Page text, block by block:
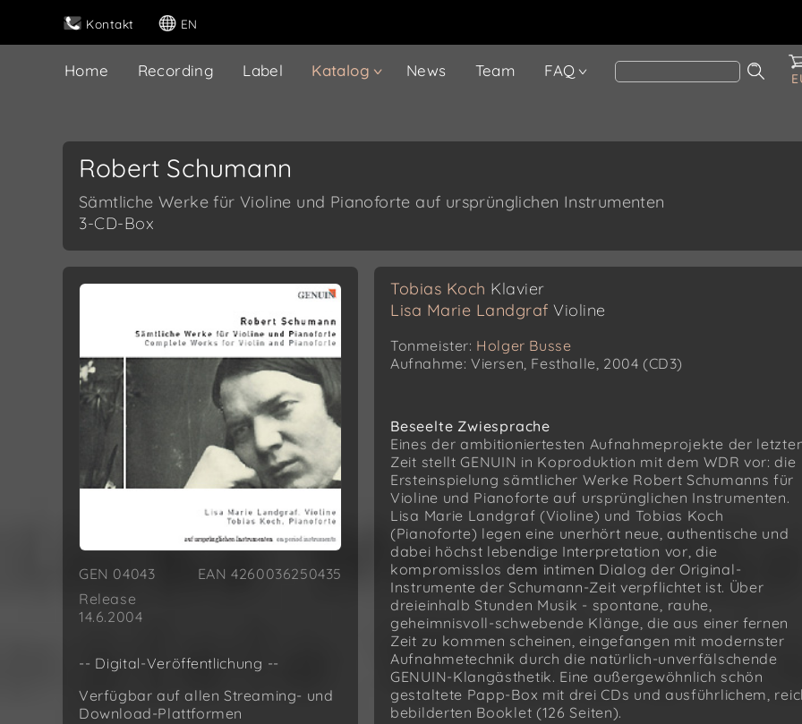
Kontakt EN
Home Recording Label Katalog News Team FAQ
Robert Schumann
Sämtliche Werke für Violine und Pianoforte auf ursprünglichen Instrumenten
3-CD-Box
GEN 04043
EAN 4260036250435
Release
14.6.2004
-- Digital-Veröffentlichung --
Verfügbar auf allen Streaming- und
Download-Plattformen
Tobias Koch Klavier
Lisa Marie Landgraf Violine
Tonmeister: Holger Busse
Aufnahme: Viersen, Festhalle, 2004 (CD3)
Beseelte Zwiesprache
Eines der ambitioniertesten Aufnahmeprojekte der
Zeit stellt GENUIN in Koproduktion mit dem WDR vor: die
Ersteinspielung sämtlicher Werke Robert Schumanns für
Violine und Pianoforte auf ursprünglichen Instrumenten.
Lisa Marie Landgraf (Violine) und Tobias Koch
(Pianoforte) legen eine unerhört neue, authentische und
dabei höchst lebendige Interpretation vor, die
kompromisslos dem intimen Dialog der Original-
Instrumente der Schumann-Zeit verpflichtet ist. Über
dreieinhalb Stunden Musik - spontane, rauhe,
geheimnisvoll-schwebende Klänge, die aus einer fernen
Zeit zu kommen scheinen, eingefangen mit modernster
Aufnahmetechnik durch die natürlich-unverfälschende
GENUIN-Klangästhetik. Eine außergewöhnlich schön
gestaltete Papp-Box mit drei CDs und ausführlichem,
bebilderten Booklet (126 Seiten).